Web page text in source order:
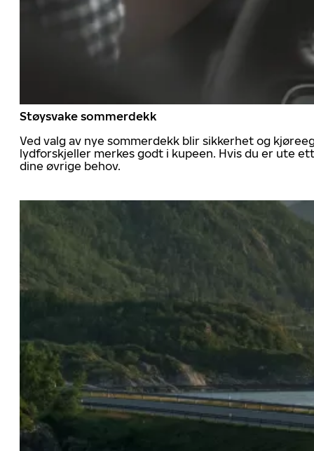
Støysvake sommerdekk
Ved valg av nye sommerdekk blir sikkerhet og
lydforskjeller merkes godt i kupeen. Hvis du er ute
dine øvrige behov.